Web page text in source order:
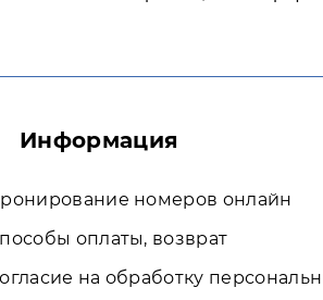
Информация
номеров онлайн
оплаты, возврат
на обработку